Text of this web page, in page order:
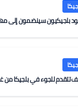
بلجيكيون سينضمون إلى
تتقدم للجوء في بلجيكا من